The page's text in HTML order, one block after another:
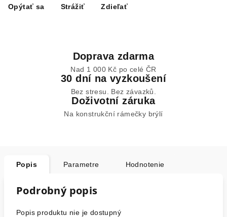
Opýtať sa Strážiť Zdieľať
Doprava zdarma
Nad 1 000 Kč po celé ČR
30 dní na vyzkoušení
Bez stresu. Bez závazků.
Doživotní záruka
Na konstrukční rámečky brýlí
Popis Parametre Hodnotenie
Podrobný popis
Popis produktu nie je dostupný